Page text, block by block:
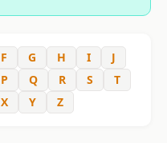
F G H I
J
P Q R S
T
X Y Z